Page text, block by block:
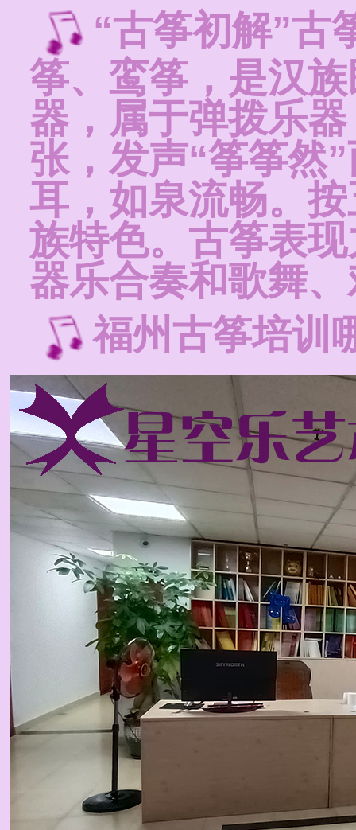
“古筝初解”古
筝、鸾筝，是汉
器，属于弹拨乐
张，发声“筝筝然
耳，如泉流畅。
族特色。古筝表
器乐合奏和歌舞
福州古筝培训